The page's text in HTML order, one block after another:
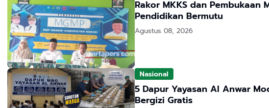
Rakor MKKS dan Pembukaan
Pendidikan Bermutu
Agustus 08, 2026
Nasional
5 Dapur Yayasan Al Anwar
Bergizi Gratis